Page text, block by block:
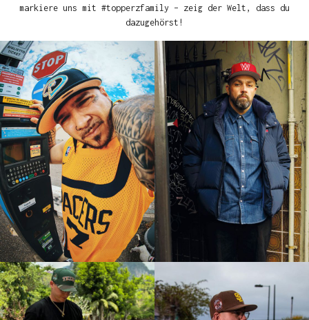
markiere uns mit #topperzfamily – zeig der Welt, dass du
dazugehörst!